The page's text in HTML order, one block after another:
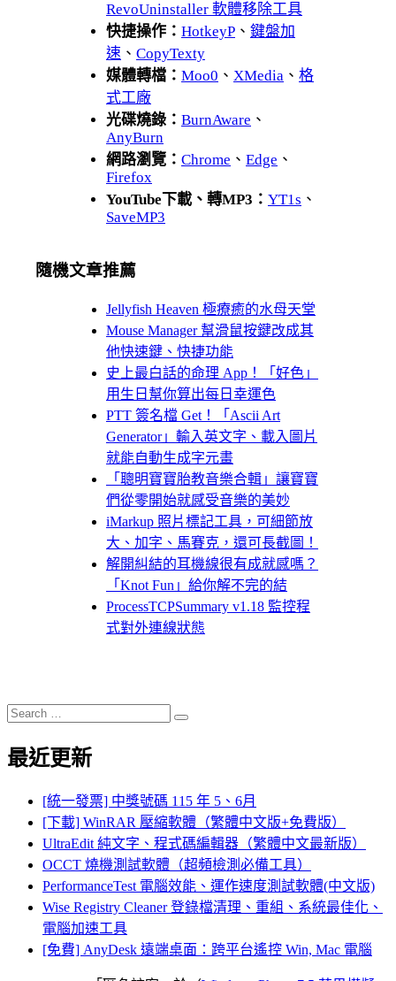
RevoUninstaller 軟體移除工具
快捷操作： HotkeyP 、 鍵盤加
速 、 CopyTexty
媒體轉檔： Moo0 、 XMedia 、 格
式工廠
光碟燒錄： BurnAware 、
AnyBurn
網路瀏覽： Chrome 、 Edge 、
Firefox
YouTube下載、轉MP3： YT1s 、
SaveMP3
隨機文章推薦
Jellyfish Heaven 極療癒的水母天堂
Mouse Manager 幫滑鼠按鍵改成其
他快速鍵、快捷功能
史上最白話的命理 App！「好色」
用生日幫你算出每日幸運色
PTT 簽名檔 Get！「Ascii Art
Generator」輸入英文字、載入圖片
就能自動生成字元畫
「聰明寶寶胎教音樂合輯」讓寶寶
們從零開始就感受音樂的美妙
iMarkup 照片標記工具，可細節放
大、加字、馬賽克，還可長截圖！
解開糾結的耳機線很有成就感嗎？
「Knot Fun」給你解不完的結
ProcessTCPSummary v1.18 監控程
式對外連線狀態
Search
for:
Search
最近更新
[統一發票] 中獎號碼 115 年 5、6月
[下載] WinRAR 壓縮軟體（繁體中文版+免費版）
UltraEdit 純文字、程式碼編輯器（繁體中文最新版）
OCCT 燒機測試軟體（超頻檢測必備工具）
PerformanceTest 電腦效能、運作速度測試軟體(中文版)
Wise Registry Cleaner 登錄檔清理、重組、系統最佳化、
電腦加速工具
[免費] AnyDesk 遠端桌面：跨平台遙控 Win, Mac 電腦